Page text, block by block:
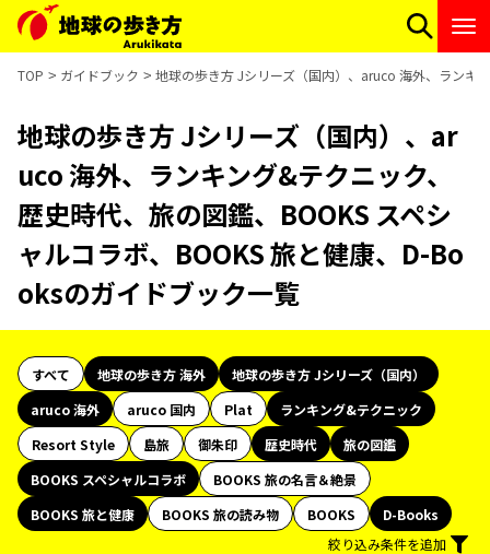
TOP ガイドブック 地球の歩き方 Jシリーズ（国内）、aruco 海外、ランキ
地球の歩き方 Jシリーズ（国内）、ar
uco 海外、ランキング&テクニック、
歴史時代、旅の図鑑、BOOKS スペシ
ャルコラボ、BOOKS 旅と健康、D-Bo
oksのガイドブック一覧
すべて 地球の歩き方 海外
地球の歩き方 Jシリーズ（国内）
aruco 海外
aruco 国内 Plat
ランキング&テクニック
Resort Style
島旅 御朱印 歴史時代
旅の図鑑
BOOKS スペシャルコラボ
BOOKS 旅の名言＆絶景
BOOKS 旅と健康
BOOKS 旅の読み物 BOOKS
D-Books
絞り込み条件を追加